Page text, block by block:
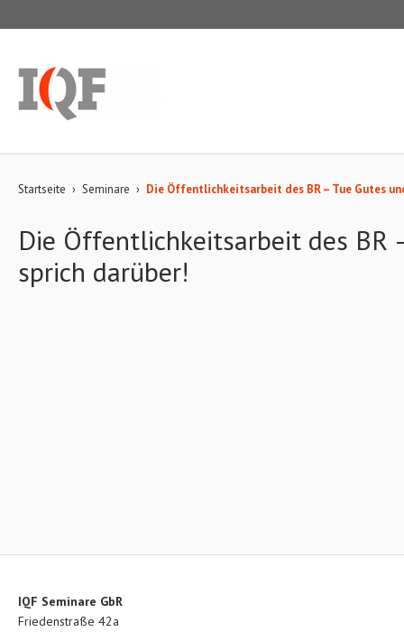
Startseite › Seminare › Die Öffentlichkeitsarbeit des BR – Tue Gutes
Die Öffentlichkeitsarbeit des BR
sprich darüber!
IQF Seminare GbR
Friedenstraße 42a